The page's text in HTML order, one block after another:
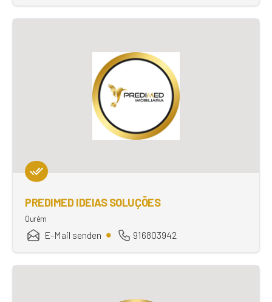
PREDIMED IDEIAS SOLUÇÕES
Ourém
E-Mail senden 916803942